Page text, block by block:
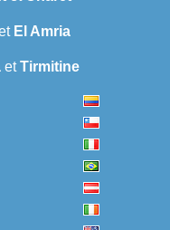
El Amria
etTirmitine